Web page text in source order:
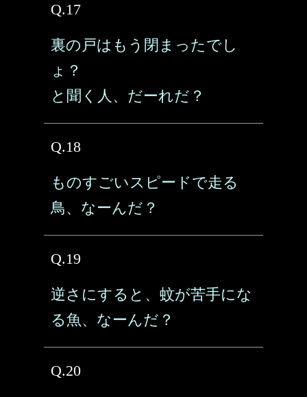
Q.17
裏の戸はもう閉まったでし
ょ？
と聞く人、だーれだ？
Q.18
ものすごいスピードで走る
鳥、なーんだ？
Q.19
逆さにすると、蚊が苦手にな
る魚、なーんだ？
Q.20